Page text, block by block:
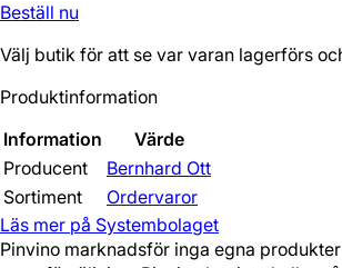
Beställ nu
Välj butik för att se var varan lagerförs
Produktinformation
Information
Värde
Producent
Bernhard Ott
Sortiment
Ordervaror
Läs mer på Systembolaget
Pinvino marknadsför inga egna